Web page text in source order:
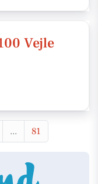
Vejle
... 81